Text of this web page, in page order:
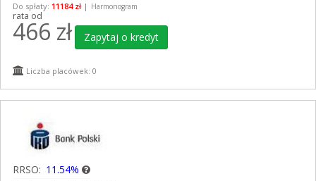
Do spłaty: 11184 zł | Harmonogram
rata od
466 zł Zapytaj o kredyt
Liczba placówek: 0
RRSO: 11.54%